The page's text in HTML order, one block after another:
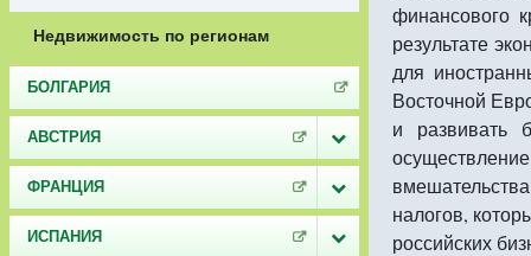
Недвижимость по регионам
БОЛГАРИЯ
АВСТРИЯ
ФРАНЦИЯ
ИСПАНИЯ
финансового
результате
для
Восточной
и развивать
налогов,
российских